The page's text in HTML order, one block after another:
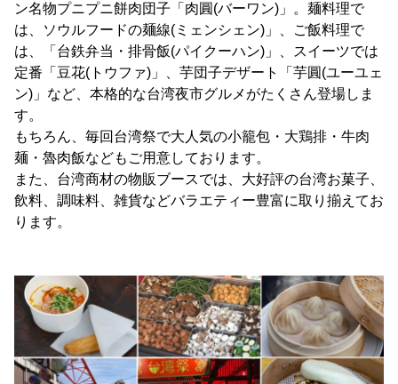
ン名物プニプニ餅肉団子「肉圓(バーワン)」。麺料理で
は、ソウルフードの麺線(ミェンシェン)」、ご飯料理で
は、「台鉄弁当・排骨飯(パイクーハン)」、スイーツでは
定番「豆花(トウファ)」、芋団子デザート「芋圓(ユーユェ
ン)」など、本格的な台湾夜市グルメがたくさん登場しま
す。
もちろん、毎回台湾祭で大人気の小籠包・大鶏排・牛肉
麺・魯肉飯などもご用意しております。
また、台湾商材の物販ブースでは、大好評の台湾お菓子、
飲料、調味料、雑貨などバラエティー豊富に取り揃えてお
ります。